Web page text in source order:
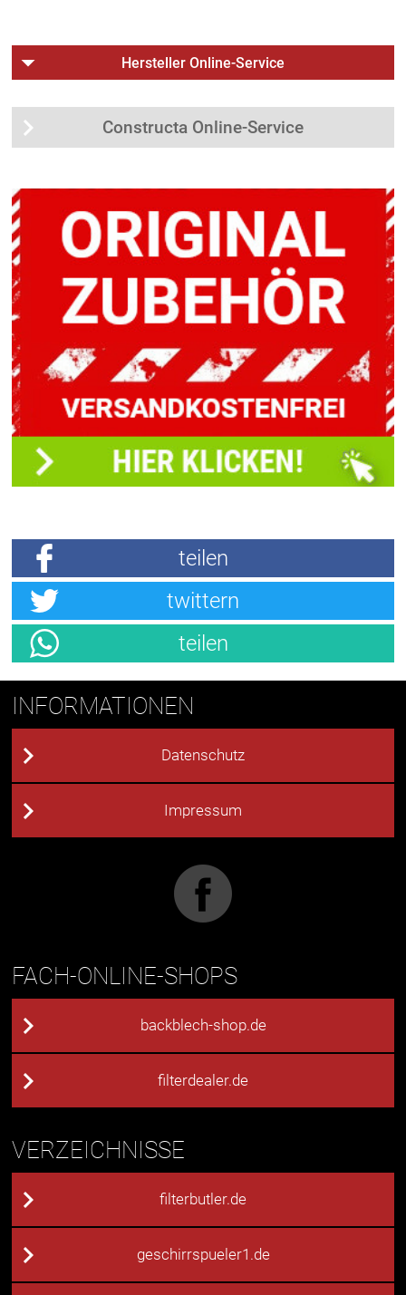
Hersteller Online-Service
Constructa Online-Service
teilen
twittern
teilen
INFORMATIONEN
Datenschutz
Impressum
FACH-ONLINE-SHOPS
backblech-shop.de
filterdealer.de
VERZEICHNISSE
filterbutler.de
geschirrspueler1.de